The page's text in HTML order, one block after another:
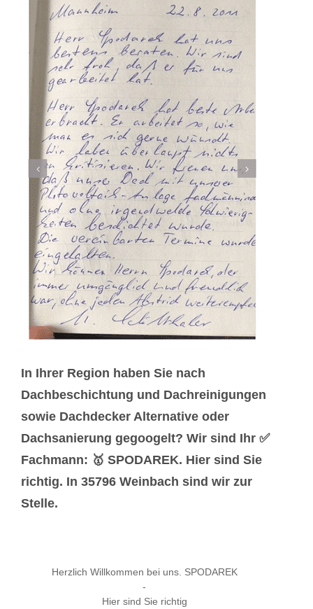
In Ihrer Region haben Sie nach
Dachbeschichtung und Dachreinigungen
sowie Dachdecker Alternative oder
Dachsanierung gegoogelt? Wir sind Ihr ✅
Fachmann: 🥇 SPODAREK. Hier sind Sie
richtig. In 35796 Weinbach sind wir zur
Stelle.
Herzlich Willkommen bei uns. SPODAREK
-
Hier sind Sie richtig